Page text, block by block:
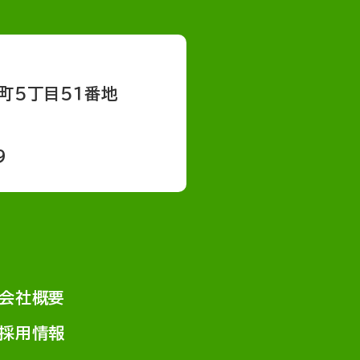
５丁目５１番地
社概要
用情報